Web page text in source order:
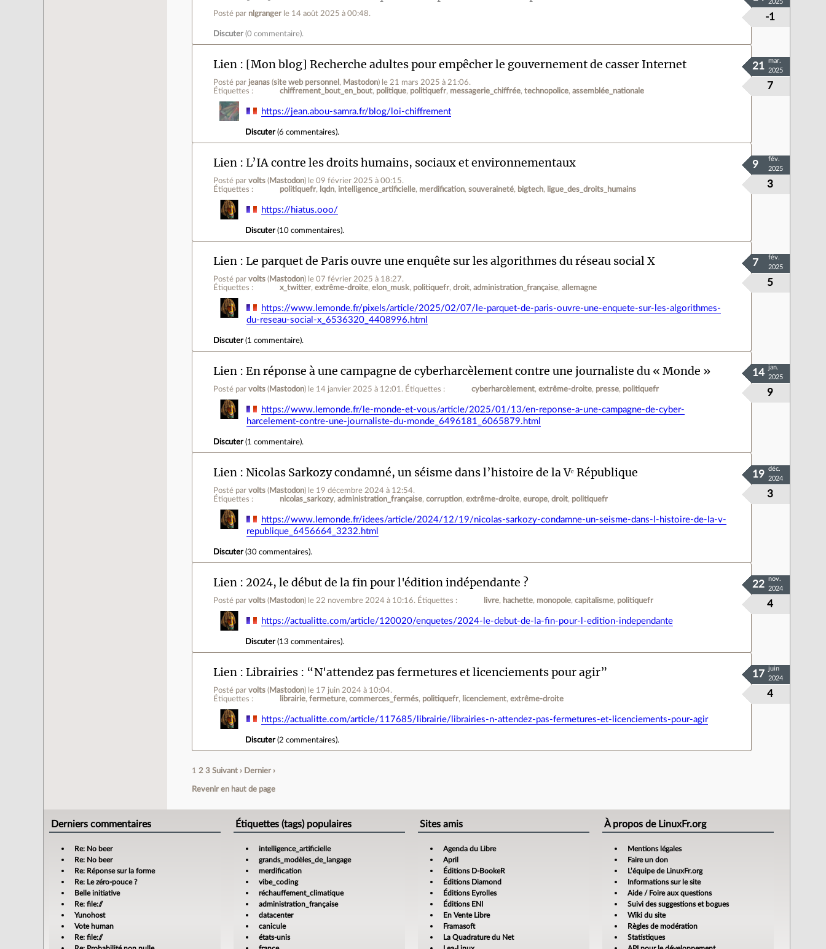
Posté par nlgranger le 14 août 2025 à 00:48. -1
2025
Discuter (0 commentaire).
Lien [Mon blog] Recherche adultes pour empêcher le gouvernement de casser Internet
Posté par jeanas (site web personnel , Mastodon) le 21 mars 2025 à 21:06.
Étiquettes :
chiffrement_bout_en_bout politique politiquefr messagerie_chiffrée technopolice assemblée_nationale 7
21
mar.
2025
https://jean.abou-samra.fr/blog/loi-chiffrement
Discuter(6 commentaires).
Lien L’IA contre les droits humains, sociaux et environnementaux
Posté parvolts ( Mastodon) le 09 février 2025 à 00:15.
Étiquettes :
politiquefr lqdn intelligence_artificielle merdification souveraineté bigtech ligue_des_droits_humains 3
9
fév.
2025
https://hiatus.ooo/
Discuter(10 commentaires).
Lien Le parquet de Paris ouvre une enquête sur les algorithmes du réseau social X
Posté parvolts ( Mastodon) le 07 février 2025 à 18:27.
Étiquettes :
x_twitter extrême-droite elon_musk politiquefr droit administration_française allemagne 5
7
fév.
2025
https://www.lemonde.fr/pixels/article/2025/02/07/le-parquet-de-paris-ouvre-une-enquete-sur-les-algorithmes-
du-reseau-social-x_6536320_4408996.html
Discuter(1 commentaire).
Lien En réponse à une campagne de cyberharcèlement contre une journaliste du « Monde »
Posté parvolts ( Mastodon) le 14 janvier 2025 à 12:01 . Étiquettes : cyberharcèlement extrême-droite presse politiquefr 9
14
jan.
2025
https://www.lemonde.fr/le-monde-et-vous/article/2025/01/13/en-reponse-a-une-campagne-de-cyber-
harcelement-contre-une-journaliste-du-monde_6496181_6065879.html
Discuter(1 commentaire).
Lien Nicolas Sarkozy condamné, un séisme dans l’histoire de la Vᵉ République
Posté parvolts ( Mastodon) le 19 décembre 2024 à 12:54.
Étiquettes :
nicolas_sarkozy administration_française corruption extrême-droite europe droit politiquefr 3
19
déc.
2024
https://www.lemonde.fr/idees/article/2024/12/19/nicolas-sarkozy-condamne-un-seisme-dans-l-histoire-de-la-v-
republique_6456664_3232.html
Discuter(30 commentaires).
Lien 2024, le début de la fin pour l'édition indépendante ?
Posté parvolts ( Mastodon) le 22 novembre 2024 à 10:16. Étiquettes : livre hachette monopole capitalisme politiquefr 4
22
nov.
2024
https://actualitte.com/article/120020/enquetes/2024-le-debut-de-la-fin-pour-l-edition-independante
Discuter(13 commentaires).
Lien Librairies : “N'attendez pas fermetures et licenciements pour agir”
Posté parvolts ( Mastodon) le 17 juin 2024 à 10:04.
Étiquettes :
librairie fermeture commerces_fermés politiquefr licenciement extrême-droite 4
17
juin
2024
https://actualitte.com/article/117685/librairie/librairies-n-attendez-pas-fermetures-et-licenciements-pour-agir
Discuter(2 commentaires).
1 2 3 Suivant › Dernier ›
Revenir en haut de page
Derniers commentaires
Re: No beer
Re: No beer
Re: Réponse sur la forme
Re: Le zéro-pouce ?
Belle initiative
Re: file://
Yunohost
Vote human
Re: file://
Étiquettes (tags) populaires
intelligence_artificielle
grands_modèles_de_langage
merdification
vibe_coding
réchauffement_climatique
administration_française
datacenter
canicule
états-unis
Sites amis
Agenda du Libre
April
Éditions D-BookeR
Éditions Diamond
Éditions Eyrolles
Éditions ENI
En Vente Libre
Framasoft
La Quadrature du Net
À propos de LinuxFr.org
Mentions légales
Faire un don
L’équipe de LinuxFr.org
Informations sur le site
Aide / Foire aux questions
Suivi des suggestions et bogues
Wiki du site
Règles de modération
Statistiques